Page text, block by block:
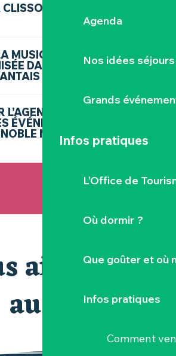
Agenda
Nos idées séjours
Grands
Infos pratiques
L’Office de
Où dormir ?
Que goûter et où
Infos pratiques
Comment
CE
MUSIQUE EST-
DANS LE
?
ÉVÉNEMENTS
NANTAIS
aimerez
aussi
LES VACANCES DE
NOËL ?